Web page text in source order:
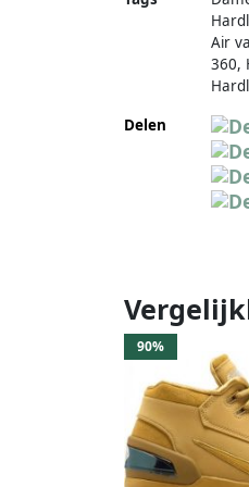
Air
360,
Delen
90%